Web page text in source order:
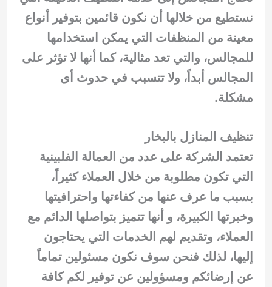
نستطيع من خلالها أن نكون قائمين بتوفير أنواع
معينة من المنظفات التي يمكن استخدامها
للمجالس، والتي تعد مثالية، كما أنها لا تؤثر على
المجالس أبداً، ولا تتسبب في حدوث أى
مشكلة.
تنظيف المنازل بالبخار
تعتمد الشركة على عدد من العمالة الفلبينية
التي تكون مطلوبة من خلال العملاء كثيراً،
بسبب ما عرف عنها من كفاءتها واحترافيتها
وخبرتها الكبيرة، و أنها تتميز بتواصلها الدائم مع
العملاء، وتقديم لهم الخدمات التي يحتاجون
إليها، لذلك فنحن سوف نكون مسئولين تماماً
عن إرضائكم ومسؤولين عن توفير لكم كافة